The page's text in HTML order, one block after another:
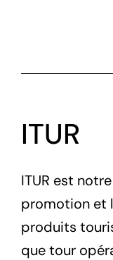
ITUR
ITUR est
promotion et
produits
que tour